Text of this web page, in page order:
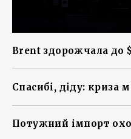
Brent здорожчала до
Спасибі, діду: криза
Потужний імпорт